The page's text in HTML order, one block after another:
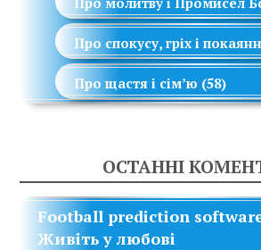
Про спокусу, гріх і
Про щастя і сім’ю (58)
ОСТАННІ
Football prediction
Живіть у любові